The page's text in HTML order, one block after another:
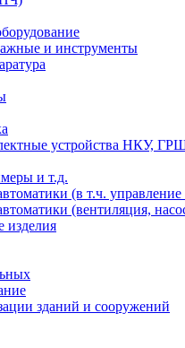
и инструменты
устройства НКУ,
и т.д.
(в т.ч.
(вентиляция,
изделия
зданий и сооружений